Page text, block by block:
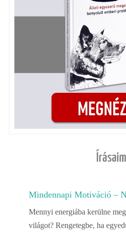
Írásaim
Mindennapi Motiváció –
Mennyi energiába kerülne
világot? Rengetegbe, ha